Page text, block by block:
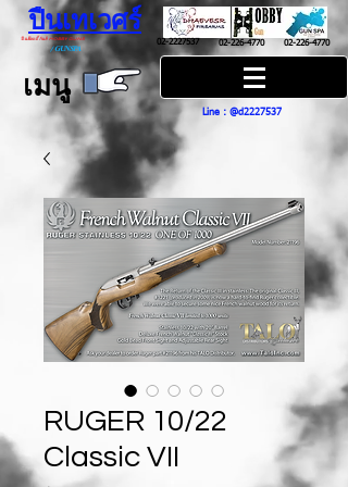
ปืนเทเวศร์
ปืนฮ๊อบบี้ กันส์ HOBBY GUNS
/GUN SPA
02-2227537 02-226-4770 02-226-4770
เมนู
Line : @d2227537
RUGER 10/22
Classic VII